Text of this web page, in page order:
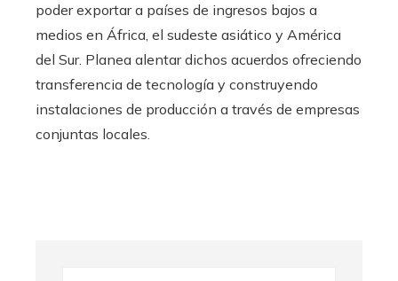
poder exportar a países de ingresos bajos a
medios en África, el sudeste asiático y América
del Sur. Planea alentar dichos acuerdos ofreciendo
transferencia de tecnología y construyendo
instalaciones de producción a través de empresas
conjuntas locales.